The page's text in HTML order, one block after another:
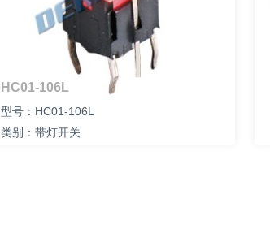
HC01-106L
型号：HC01-106L
类别：带灯开关